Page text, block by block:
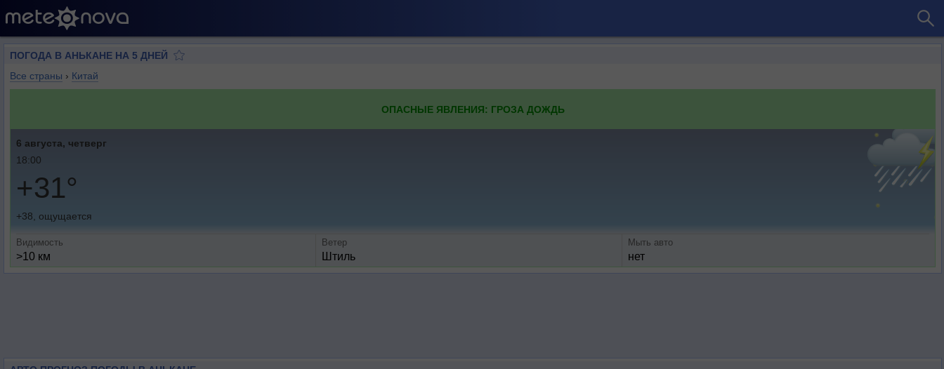
ПОГОДА В АНЬКАНЕ НА 5 ДНЕЙ
Все страны › Китай
ОПАСНЫЕ ЯВЛЕНИЯ: ГРОЗА ДОЖДЬ
6 августа, четверг
18:00
+31°
+38, ощущается
Видимость
>10 км
Ветер
Штиль
Мыть авто
нет